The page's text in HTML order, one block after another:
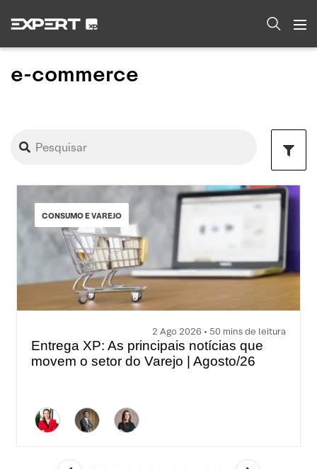
e-commerce
CONSUMO E VAREJO
2 Ago 2026 • 50 mins de leitura
Entrega XP: As principais notícias que
movem o setor do Varejo | Agosto/26